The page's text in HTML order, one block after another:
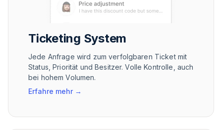
Ticketing System
Jede Anfrage wird zum verfolgbaren Ticket mit
Status, Priorität und Besitzer. Volle Kontrolle, auch
bei hohem Volumen.
Erfahre mehr→